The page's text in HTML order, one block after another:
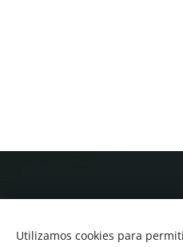
Utilizamos cookies para